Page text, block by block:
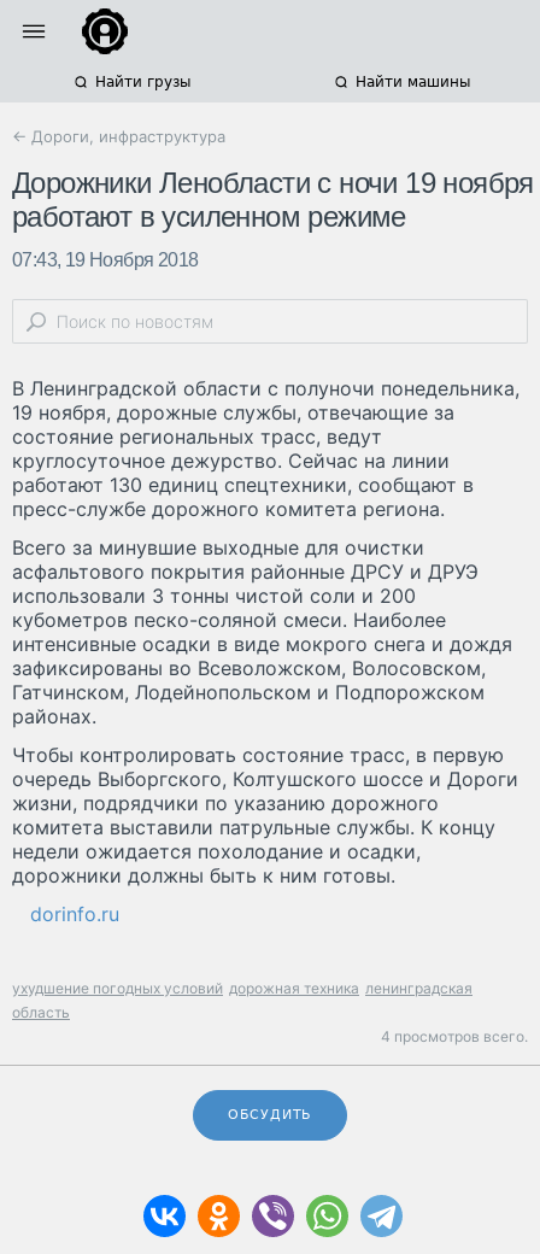
Найти грузы Найти машины
← Дороги, инфраструктура
Дорожники Ленобласти с ночи 19 ноября
работают в усиленном режиме
07:43, 19 Ноября 2018
В Ленинградской области с полуночи понедельника,
19 ноября, дорожные службы, отвечающие за
состояние региональных трасс, ведут
круглосуточное дежурство. Сейчас на линии
работают 130 единиц спецтехники, сообщают в
пресс-службе дорожного комитета региона.
Всего за минувшие выходные для очистки
асфальтового покрытия районные ДРСУ и ДРУЭ
использовали 3 тонны чистой соли и 200
кубометров песко-соляной смеси. Наиболее
интенсивные осадки в виде мокрого снега и дождя
зафиксированы во Всеволожском, Волосовском,
Гатчинском, Лодейнопольском и Подпорожском
районах.
Чтобы контролировать состояние трасс, в первую
очередь Выборгского, Колтушского шоссе и Дороги
жизни, подрядчики по указанию дорожного
комитета выставили патрульные службы. К концу
недели ожидается похолодание и осадки,
дорожники должны быть к ним готовы.
dorinfo.ru
ухудшение погодных условий дорожная техника ленинградская
область
4 просмотров всего.
ОБСУДИТЬ